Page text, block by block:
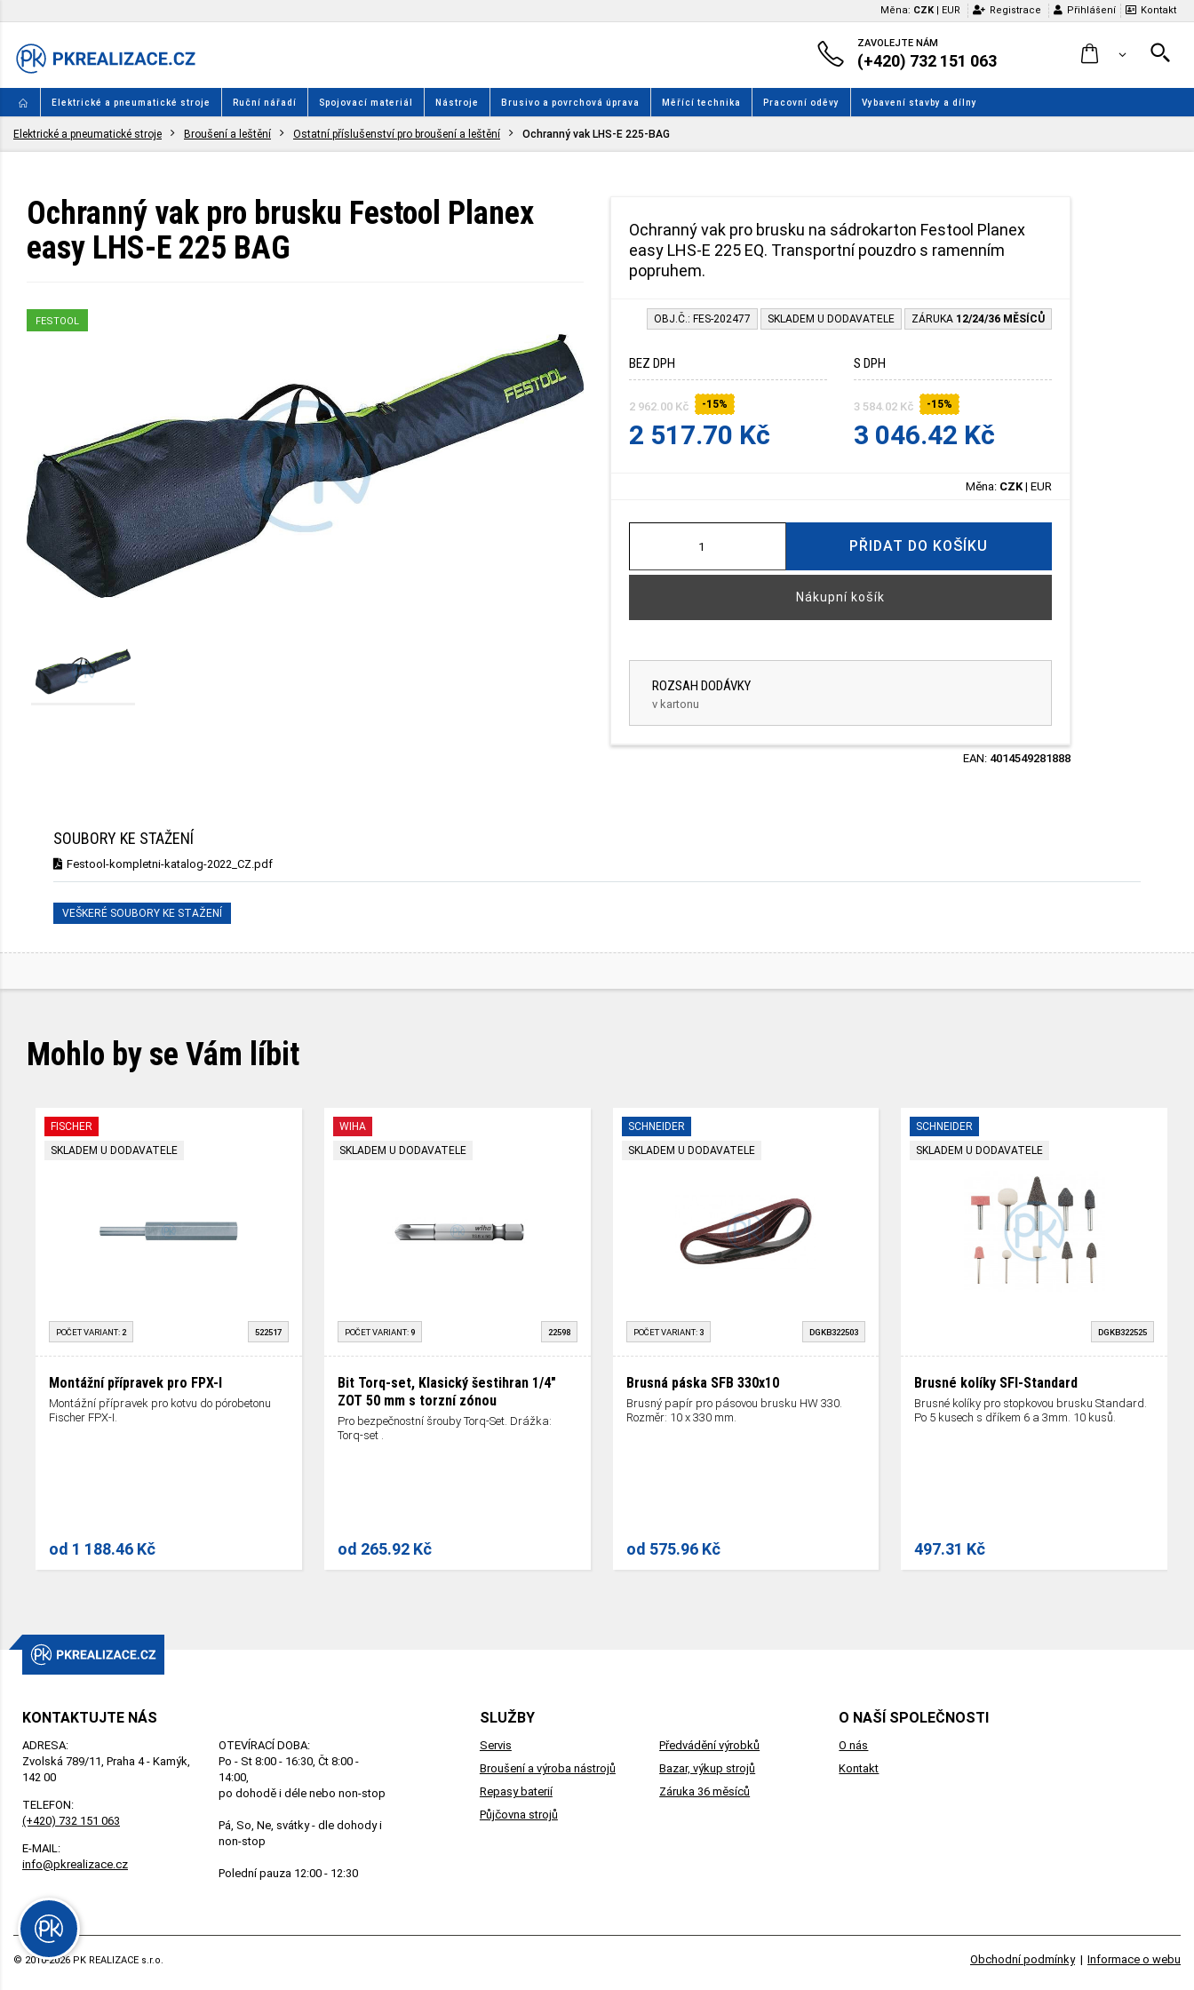
Měna: CZK | EUR Registrace Přihlášení Kontakt
ZAVOLEJTE NÁM
(+420) 732 151 063
Elektrické a pneumatické stroje Ruční nářadí Spojovací materiál Nástroje Brusivo a povrchová úprava Měřící technika Pracovní oděvy Vybavení stavby a dílny
Elektrické a pneumatické stroje Broušení a leštění Ostatní příslušenství pro broušení a leštění Ochranný vak LHS-E 225-BAG
Ochranný vak pro brusku Festool Planex
easy LHS-E 225 BAG
FESTOOL
Ochranný vak pro brusku na sádrokarton Festool Planex
easy LHS-E 225 EQ. Transportní pouzdro s ramenním
popruhem.
OBJ.Č.: FES-202477 SKLADEM U DODAVATELE ZÁRUKA 12/24/36 MĚSÍCŮ
BEZ DPH
2 962.00 Kč -15%
2 517.70 Kč
S DPH
3 584.02 Kč -15%
3 046.42 Kč
Měna: CZK| EUR
PŘIDAT DO KOŠÍKU
Nákupní košík
ROZSAH DODÁVKY
v kartonu
EAN: 4014549281888
SOUBORY KE STAŽENÍ
Festool-kompletni-katalog-2022_CZ.pdf
VEŠKERÉ SOUBORY KE STAŽENÍ
Mohlo by se Vám líbit
SKLADEM U DODAVATELE
FISCHER
POČET VARIANT: 2 522517
Montážní přípravek pro FPX-I
Montážní přípravek pro kotvu do pórobetonu
Fischer FPX-I.
od 1 188.46 Kč
SKLADEM U DODAVATELE
WIHA
POČET VARIANT:9 22598
Bit Torq-set, Klasický šestihran 1/4"
ZOT 50 mm s torzní zónou
Pro bezpečnostní šrouby Torq-Set. Drážka:
Torq-set .
od 265.92 Kč
SKLADEM U DODAVATELE
SCHNEIDER
POČET VARIANT: 3 DGKB322503
Brusná páska SFB 330x10
Brusný papír pro pásovou brusku HW 330.
Rozměr: 10 x 330 mm.
od 575.96 Kč
SKLADEM U DODAVATELE
SCHNEIDER
DGKB322525
Brusné kolíky SFI-Standard
Brusné kolíky pro stopkovou brusku Standard.
Po 5 kusech s dříkem 6 a 3mm. 10 kusů.
497.31 Kč
KONTAKTUJTE NÁS
ADRESA:
Zvolská 789/11, Praha 4 - Kamýk,
142 00
TELEFON:
(+420) 732 151 063
E-MAIL:
info@pkrealizace.cz
OTEVÍRACÍ DOBA:
Po - St 8:00 - 16:30, Čt 8:00 -
14:00,
po dohodě i déle nebo non-stop
Pá, So, Ne, svátky - dle dohody i
non-stop
Polední pauza 12:00 - 12:30
SLUŽBY
Servis
Broušení a výroba nástrojů
Repasy baterií
Půjčovna strojů
Předvádění výrobků
Bazar, výkup strojů
Záruka 36 měsíců
O NAŠÍ SPOLEČNOSTI
O nás
Kontakt
© 2010-2026 PK REALIZACE s.r.o. Obchodní podmínky | Informace o webu